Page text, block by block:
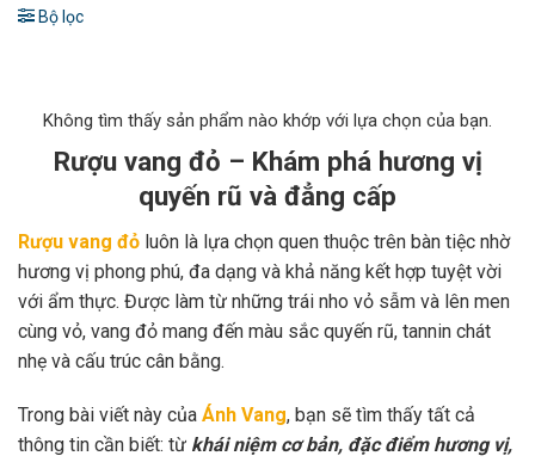
Bộ lọc
Không tìm thấy sản phẩm nào khớp với lựa chọn của bạn.
Rượu vang đỏ – Khám phá hương vị
quyến rũ và đẳng cấp
Rượu vang đỏ luôn là lựa chọn quen thuộc trên bàn tiệc nhờ
hương vị phong phú, đa dạng và khả năng kết hợp tuyệt vời
với ẩm thực. Được làm từ những trái nho vỏ sẫm và lên men
cùng vỏ, vang đỏ mang đến màu sắc quyến rũ, tannin chát
nhẹ và cấu trúc cân bằng.
Trong bài viết này của Ánh Vang, bạn sẽ tìm thấy tất cả
thông tin cần biết: từ khái niệm cơ bản, đặc điểm hương vị,